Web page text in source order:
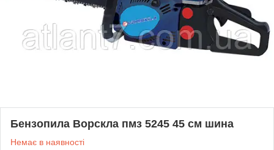
Бензопила Ворскла пмз 5245 45 см шина
Немає в наявності